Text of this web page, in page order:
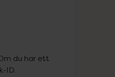
du har ett
ID.